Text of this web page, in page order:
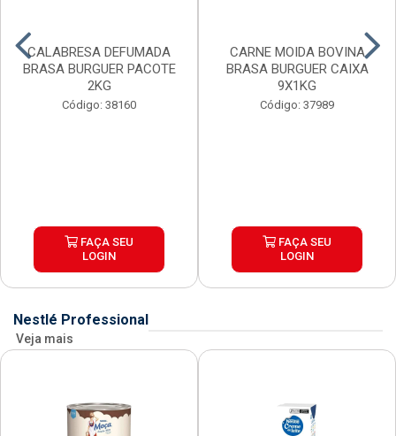
CALABRESA DEFUMADA
BRASA BURGUER PACOTE
2KG
Código: 38160
FAÇA SEU
LOGIN
CARNE MOIDA BOVINA
BRASA BURGUER CAIXA
9X1KG
Código: 37989
FAÇA SEU
LOGIN
Nestlé Professional
Veja mais